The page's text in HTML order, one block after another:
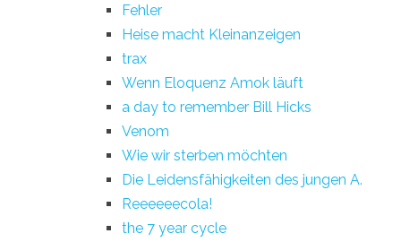
Fehler
Heise macht Kleinanzeigen
trax
Wenn Eloquenz Amok läuft
a day to remember Bill Hicks
Venom
Wie wir sterben möchten
Die Leidensfähigkeiten des jungen A.
Reeeeeecola!
the 7 year cycle